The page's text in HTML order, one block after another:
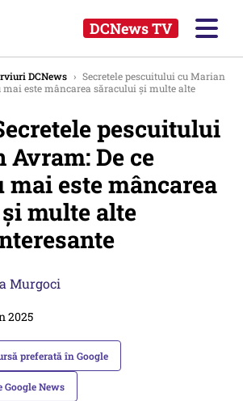
DCNews TV
DCNews › Secretele pescuitului cu Marian
mai este mâncarea săracului și multe alte
pescuitului
De ce
mai este mâncarea
multe alte
Murgoci
2025
preferată în Google
Google News